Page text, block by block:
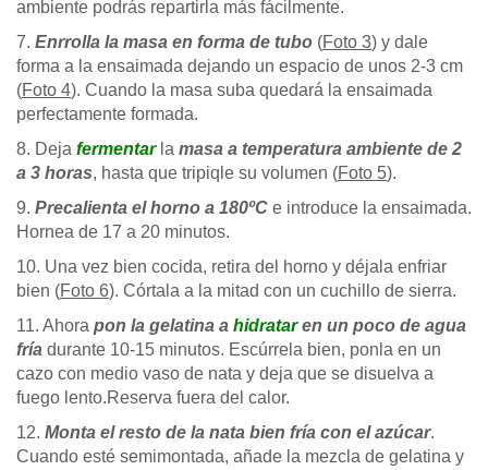
ambiente podrás repartirla más fácilmente.
7. Enrrolla la masa en forma de tubo (Foto 3) y dale
forma a la ensaimada dejando un espacio de unos 2-3 cm
(Foto 4). Cuando la masa suba quedará la ensaimada
perfectamente formada.
8. Deja fermentarla masa a temperatura ambiente de 2
a 3 horas, hasta que tripiqle su volumen (Foto 5).
9. Precalienta el horno a 180ºC e introduce la ensaimada.
Hornea de 17 a 20 minutos.
10. Una vez bien cocida, retira del horno y déjala enfriar
bien (Foto 6). Córtala a la mitad con un cuchillo de sierra.
11. Ahora pon la gelatina a hidrataren un poco de agua
fría durante 10-15 minutos. Escúrrela bien, ponla en un
cazo con medio vaso de nata y deja que se disuelva a
fuego lento.Reserva fuera del calor.
12. Monta el resto de la nata bien fría con el azúcar.
Cuando esté semimontada, añade la mezcla de gelatina y